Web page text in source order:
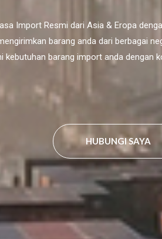
Import Resmi dari Asia & Eropa
barang anda dari berbagai
kebutuhan barang import anda dengan
HUBUNGI SAYA